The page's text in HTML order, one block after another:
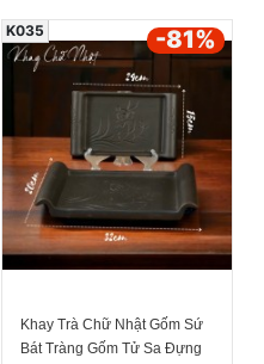
Khay Trà Chữ Nhật Gốm Sứ
Bát Tràng Gốm Tử Sa Đựng
K035 -81%